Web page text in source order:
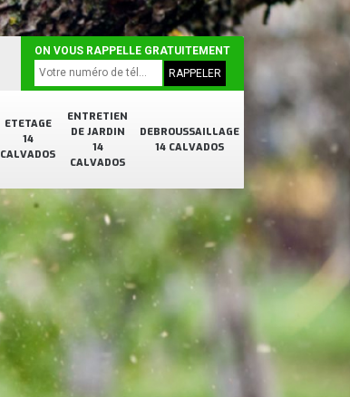
ETETAGE
14
CALVADOS
ENTRETIEN
DE JARDIN
14
CALVADOS
DEBROUSSAILLAGE
14 CALVADOS
ON VOUS RAPPELLE GRATUITEMENT